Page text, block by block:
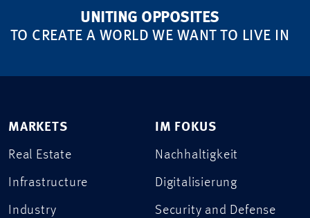
UNITING OPPOSITES
TO CREATE A WORLD WE WANT TO LIVE IN
MARKETS
Real Estate
Infrastructure
Industry
IM FOKUS
Nachhaltigkeit
Digitalisierung
Security and Defense